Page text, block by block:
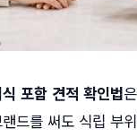
포함 견적 확인법
드를 써도 식립 부